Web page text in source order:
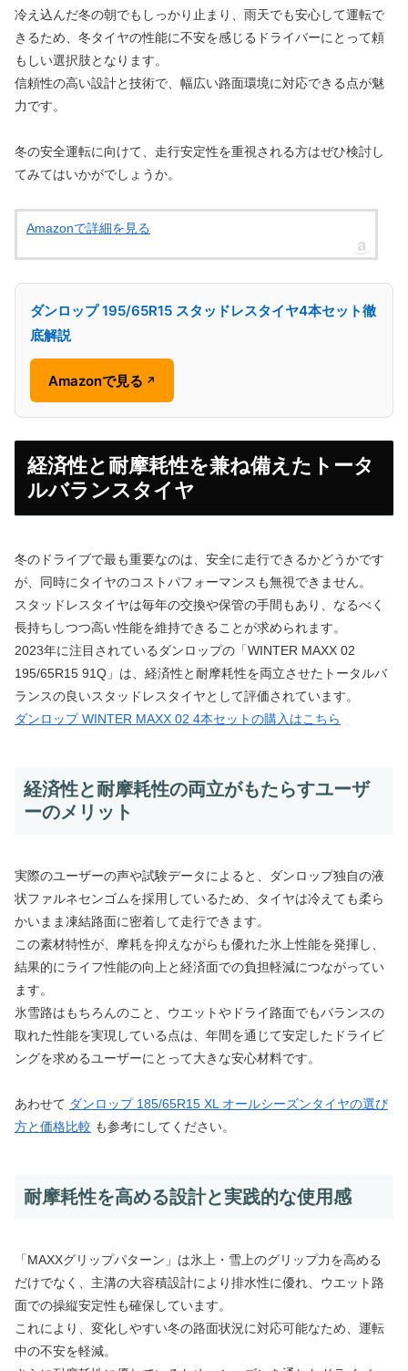
冷え込んだ冬の朝でもしっかり止まり、雨天でも安心して運転で
きるため、冬タイヤの性能に不安を感じるドライバーにとって頼
もしい選択肢となります。
信頼性の高い設計と技術で、幅広い路面環境に対応できる点が魅
力です。
冬の安全運転に向けて、走行安定性を重視される方はぜひ検討し
てみてはいかがでしょうか。
Amazonで詳細を見る
ダンロップ 195/65R15 スタッドレスタイヤ4本セット徹
底解説
Amazonで見る ↗
経済性と耐摩耗性を兼ね備えたトータ
ルバランスタイヤ
冬のドライブで最も重要なのは、安全に走行できるかどうかです
が、同時にタイヤのコストパフォーマンスも無視できません。
スタッドレスタイヤは毎年の交換や保管の手間もあり、なるべく
長持ちしつつ高い性能を維持できることが求められます。
2023年に注目されているダンロップの「WINTER MAXX 02
195/65R15 91Q」は、経済性と耐摩耗性を両立させたトータルバ
ランスの良いスタッドレスタイヤとして評価されています。
ダンロップ WINTER MAXX 02 4本セットの購入はこちら
経済性と耐摩耗性の両立がもたらすユーザ
ーのメリット
実際のユーザーの声や試験データによると、ダンロップ独自の液
状ファルネセンゴムを採用しているため、タイヤは冷えても柔ら
かいまま凍結路面に密着して走行できます。
この素材特性が、摩耗を抑えながらも優れた氷上性能を発揮し、
結果的にライフ性能の向上と経済面での負担軽減につながってい
ます。
氷雪路はもちろんのこと、ウエットやドライ路面でもバランスの
取れた性能を実現している点は、年間を通じて安定したドライビ
ングを求めるユーザーにとって大きな安心材料です。
あわせて ダンロップ 185/65R15 XL オールシーズンタイヤの選び
方と価格比較 も参考にしてください。
耐摩耗性を高める設計と実践的な使用感
「MAXXグリップパターン」は氷上・雪上のグリップ力を高める
だけでなく、主溝の大容積設計により排水性に優れ、ウエット路
面での操縦安定性も確保しています。
これにより、変化しやすい冬の路面状況に対応可能なため、運転
中の不安を軽減。